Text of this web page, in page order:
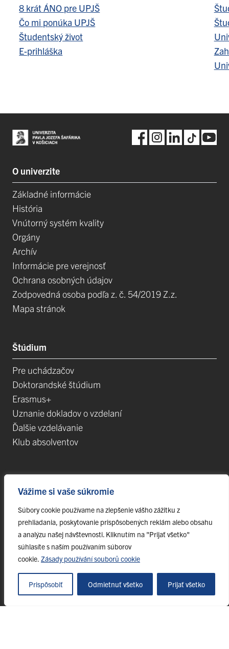
Vážime si vaše súkromie
Súbory cookie používame na zlepšenie vášho zážitku z
prehliadania, poskytovanie prispôsobených reklám alebo obsahu
a analýzu našej návštevnosti. Kliknutím na "Prijať všetko"
súhlasíte s naším používaním súborov
cookie. Zásady používání souborů cookie
Prispôsobiť Odmietnuť všetko Prijať všetko
8 krát ÁNO pre UPJŠ
Čo mi ponúka UPJŠ
Študentský život
E-prihláška
O univerzite
Základné informácie
História
Vnútorný systém kvality
Orgány
Archív
Informácie pre verejnosť
Ochrana osobných údajov
Zodpovedná osoba podľa z. č. 54/2019 Z.z.
Mapa stránok
Štúdium
Pre uchádzačov
Doktorandské štúdium
Erasmus+
Uznanie dokladov o vzdelaní
Ďalšie vzdelávanie
Klub absolventov
Projekty
Špičkové tímy
TIP-UPJŠ
Vedecké parky
Evidencia publikačnej činnosti
Habilitačné a vymenúvacie konania